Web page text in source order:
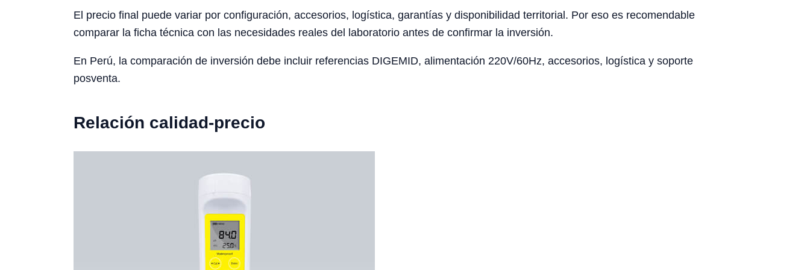
El precio final puede variar por configuración, accesorios, logística, garantías y disponibilidad territorial. Por eso es recomendable
comparar la ficha técnica con las necesidades reales del laboratorio antes de confirmar la inversión.
En Perú, la comparación de inversión debe incluir referencias DIGEMID, alimentación 220V/60Hz, accesorios, logística y soporte
posventa.
Relación calidad-precio